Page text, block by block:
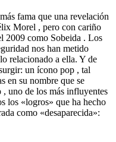
fama que una revelación
Morel , pero con cariño
2009 como Sobeida . Los
nos han metido
relacionado a ella. Y de
un ícono pop , tal
en su nombre que se
uno de los más influyentes
los «logros» que ha hecho
como «desaparecida»: